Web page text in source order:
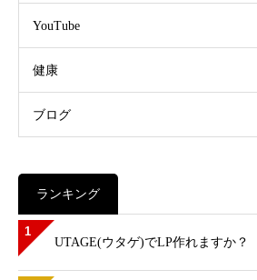
YouTube
健康
ブログ
ランキング
1
UTAGE(ウタゲ)でLP作れますか？